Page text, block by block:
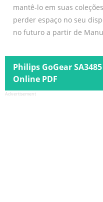
mantê-lo em suas
perder espaço no seu
no futuro a partir de
Philips GoGear
Online PDF
Advertisement